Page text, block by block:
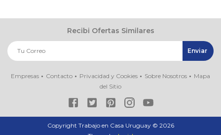
Recibi Ofertas Similares
Empresas Contacto Privacidad y Cookies Sobre Nosotros
Mapa
del Sitio
Copyright Trabajo en Casa Uruguay © 2026